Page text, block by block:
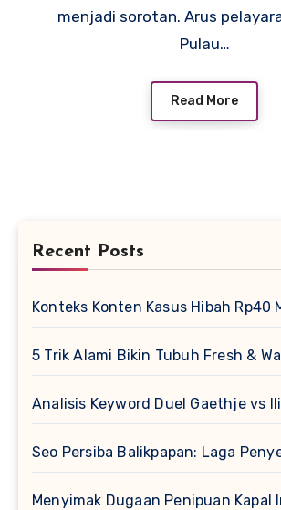
menjadi sorotan. Arus
Pulau…
Read More
Recent Posts
Konteks Konten Kasus Hibah Rp40
5 Trik Alami Bikin Tubuh Fresh &
Analisis Keyword Duel Gaethje vs
Seo Persiba Balikpapan: Laga
Menyimak Dugaan Penipuan Kapal